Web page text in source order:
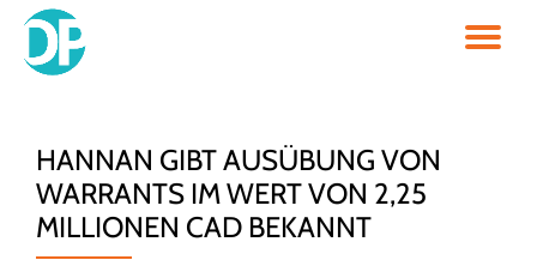
Skip
HANNAN GIBT AUSÜBUNG VON
WARRANTS IM WERT VON 2,25
MILLIONEN CAD BEKANNT